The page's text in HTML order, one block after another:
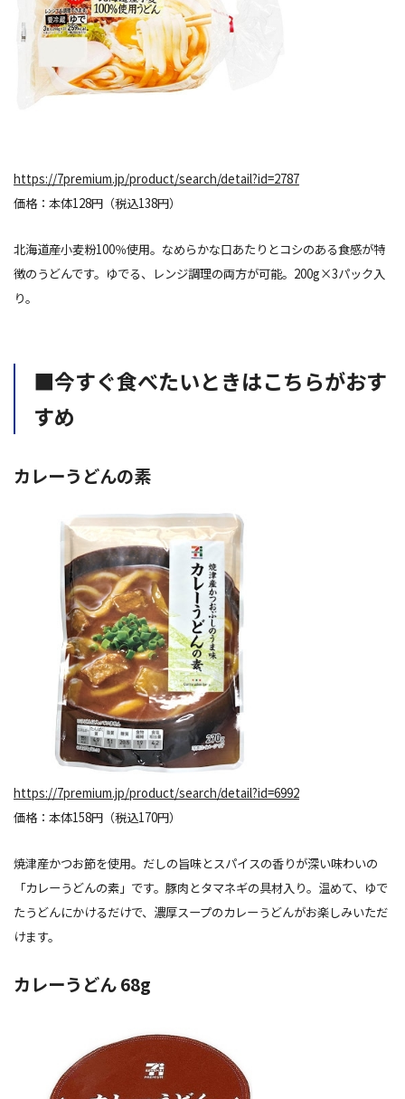
https://7premium.jp/product/search/detail?id=2787
価格：本体128円（税込138円）
北海道産小麦粉100％使用。なめらかな口あたりとコシのある食感が特
徴のうどんです。ゆでる、レンジ調理の両方が可能。200g×3パック入
り。
■今すぐ食べたいときはこちらがおす
すめ
カレーうどんの素
https://7premium.jp/product/search/detail?id=6992
価格：本体158円（税込170円）
焼津産かつお節を使用。だしの旨味とスパイスの香りが深い味わいの
「カレーうどんの素」です。豚肉とタマネギの具材入り。温めて、ゆで
たうどんにかけるだけで、濃厚スープのカレーうどんがお楽しみいただ
けます。
カレーうどん 68g